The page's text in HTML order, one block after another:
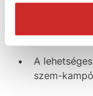
A DIN
A
szem-